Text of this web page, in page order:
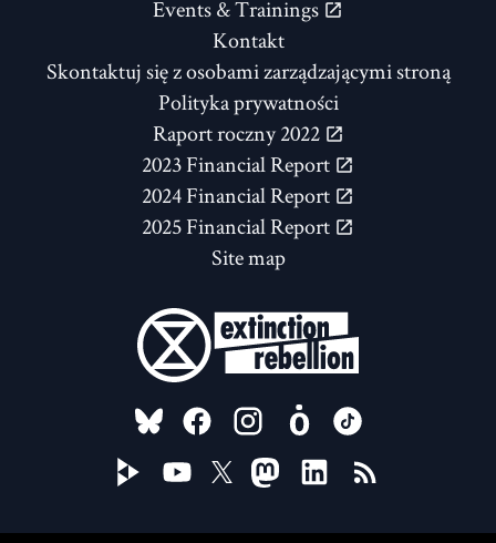
Events & Trainings
Kontakt
Skontaktuj się z osobami zarządzającymi stroną
Polityka prywatności
Raport roczny 2022
2023 Financial Report
2024 Financial Report
2025 Financial Report
Site map
FOLLOW US ON